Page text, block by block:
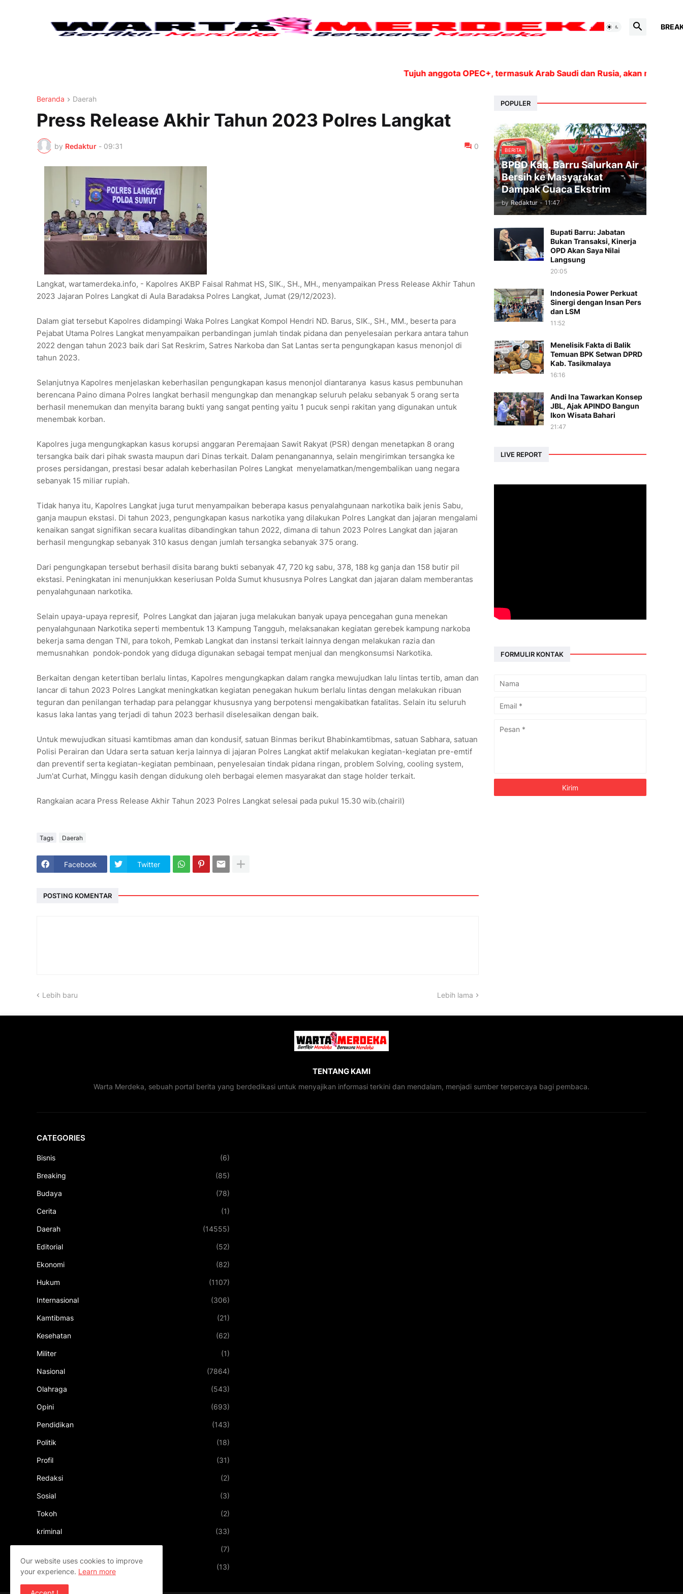
Tujuh anggota OPEC+, termasuk Arab Saudi dan Rusia, akan
Beranda Daerah
Press Release Akhir Tahun 2023 Polres Langkat
by Redaktur - 09:31 0
Langkat, wartamerdeka.info, - Kapolres AKBP Faisal Rahmat HS, SIK., SH., MH., menyampaikan Press Release Akhir Tahun
2023 Jajaran Polres Langkat di Aula Baradaksa Polres Langkat, Jumat (29/12/2023).
Dalam giat tersebut Kapolres didampingi Waka Polres Langkat Kompol Hendri ND. Barus, SIK., SH., MM., beserta para
Pejabat Utama Polres Langkat menyampaikan perbandingan jumlah tindak pidana dan penyelesaian perkara antara tahun
2022 dengan tahun 2023 baik dari Sat Reskrim, Satres Narkoba dan Sat Lantas serta pengungkapan kasus menonjol di
tahun 2023.
Selanjutnya Kapolres menjelaskan keberhasilan pengungkapan kasus menonjol diantaranya kasus kasus pembunuhan
berencana Paino dimana Polres langkat berhasil mengungkap dan menangkap seluruh pelaku sebanyak 5 orang serta
berhasil menemukan dan menyita barang bukti yang sangat penting yaitu 1 pucuk senpi rakitan yang digunakan untuk
menembak korban.
Kapolres juga mengungkapkan kasus korupsi anggaran Peremajaan Sawit Rakyat (PSR) dengan menetapkan 8 orang
tersangka baik dari pihak swasta maupun dari Dinas terkait. Dalam penanganannya, selain mengirimkan tersangka ke
proses persidangan, prestasi besar adalah keberhasilan Polres Langkat menyelamatkan/mengembalikan uang negara
sebanyak 15 miliar rupiah.
Tidak hanya itu, Kapolres Langkat juga turut menyampaikan beberapa kasus penyalahgunaan narkotika baik jenis Sabu,
ganja maupun ekstasi. Di tahun 2023, pengungkapan kasus narkotika yang dilakukan Polres Langkat dan jajaran mengalami
kenaikan sangat signifikan secara kualitas dibandingkan tahun 2022, dimana di tahun 2023 Polres Langkat dan jajaran
berhasil mengungkap sebanyak 310 kasus dengan jumlah tersangka sebanyak 375 orang.
Dari pengungkapan tersebut berhasil disita barang bukti sebanyak 47, 720 kg sabu, 378, 188 kg ganja dan 158 butir pil
ekstasi. Peningkatan ini menunjukkan keseriusan Polda Sumut khususnya Polres Langkat dan jajaran dalam memberantas
penyalahgunaan narkotika.
Selain upaya-upaya represif, Polres Langkat dan jajaran juga melakukan banyak upaya pencegahan guna menekan
penyalahgunaan Narkotika seperti membentuk 13 Kampung Tangguh, melaksanakan kegiatan gerebek kampung narkoba
bekerja sama dengan TNI, para tokoh, Pemkab Langkat dan instansi terkait lainnya dengan melakukan razia dan
memusnahkan pondok-pondok yang diduga digunakan sebagai tempat menjual dan mengkonsumsi Narkotika.
Berkaitan dengan ketertiban berlalu lintas, Kapolres mengungkapkan dalam rangka mewujudkan lalu lintas tertib, aman dan
lancar di tahun 2023 Polres Langkat meningkatkan kegiatan penegakan hukum berlalu lintas dengan melakukan ribuan
teguran dan penilangan terhadap para pelanggar khususnya yang berpotensi mengakibatkan fatalitas. Selain itu seluruh
kasus laka lantas yang terjadi di tahun 2023 berhasil diselesaikan dengan baik.
Untuk mewujudkan situasi kamtibmas aman dan kondusif, satuan Binmas berikut Bhabinkamtibmas, satuan Sabhara, satuan
Polisi Perairan dan Udara serta satuan kerja lainnya di jajaran Polres Langkat aktif melakukan kegiatan-kegiatan pre-emtif
dan preventif serta kegiatan-kegiatan pembinaan, penyelesaian tindak pidana ringan, problem Solving, cooling system,
Jum'at Curhat, Minggu kasih dengan didukung oleh berbagai elemen masyarakat dan stage holder terkait.
Rangkaian acara Press Release Akhir Tahun 2023 Polres Langkat selesai pada pukul 15.30 wib.(chairil)
Tags Daerah
Facebook Twitter
POSTING KOMENTAR
Lebih baru Lebih lama
POPULER
BERITA
BPBD Kab. Barru Salurkan Air
Bersih ke Masyarakat
Dampak Cuaca Ekstrim
by Redaktur - 11:47
Bupati Barru: Jabatan
Bukan Transaksi, Kinerja
OPD Akan Saya Nilai
Langsung
20:05
Indonesia Power Perkuat
Sinergi dengan Insan Pers
dan LSM
11:52
Menelisik Fakta di Balik
Temuan BPK Setwan DPRD
Kab. Tasikmalaya
16:16
Andi Ina Tawarkan Konsep
JBL, Ajak APINDO Bangun
Ikon Wisata Bahari
21:47
LIVE REPORT
FORMULIR KONTAK
TENTANG KAMI
Warta Merdeka, sebuah portal berita yang berdedikasi untuk menyajikan informasi terkini dan mendalam, menjadi sumber terpercaya bagi pembaca.
CATEGORIES
Bisnis (6)
Breaking (85)
Budaya (78)
Cerita (1)
Daerah (14555)
Editorial (52)
Ekonomi (82)
Hukum (1107)
Internasional (306)
Kamtibmas (21)
Kesehatan (62)
Militer (1)
Nasional (7864)
Olahraga (543)
Opini (693)
Pendidikan (143)
Politik (18)
Profil (31)
Redaksi (2)
Sosial (3)
Tokoh (2)
kriminal (33)
(7)
pariwisata (13)
Our website uses cookies to improve
your experience. Learn more